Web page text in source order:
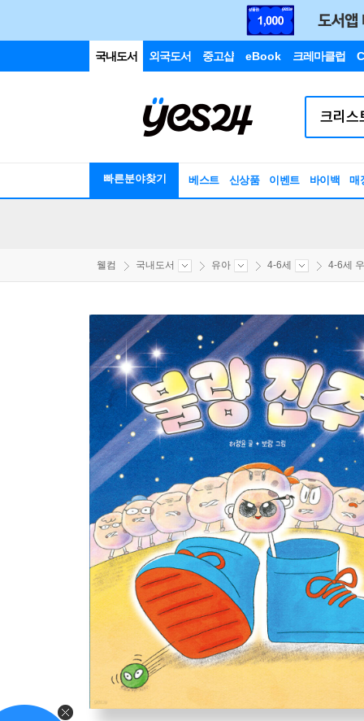
국내도서 외국도서 중고샵 eBook 크레마클럽
빠른분야찾기 베스트 신상품 이벤트 바이백 매
웰컴 국내도서 유아 4-6세 4-6세